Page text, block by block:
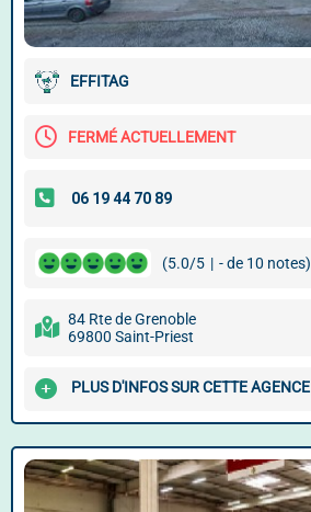
EFFITAG
FERMÉ ACTUELLEMENT
(5.0/5 | - de 10 notes)
84 Rte de Grenoble
69800 Saint-Priest
PLUS D'INFOS SUR CETTE AGENCE